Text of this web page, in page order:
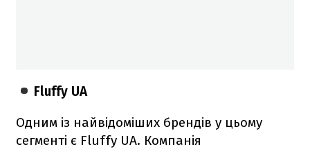
Fluffy UA
Одним із найвідоміших брендів у цьому
сегменті є Fluffy UA. Компанія